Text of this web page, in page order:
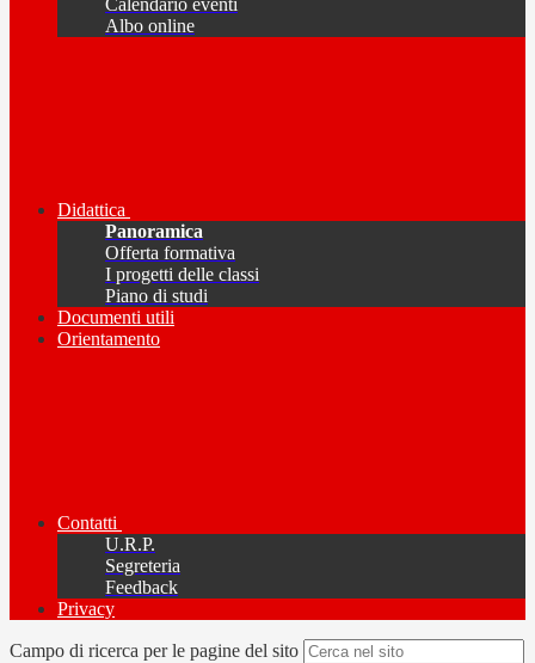
Calendario eventi
Albo online
Didattica
Panoramica
Offerta formativa
I progetti delle classi
Piano di studi
Documenti utili
Orientamento
Contatti
U.R.P.
Segreteria
Feedback
Privacy
Campo di ricerca per le pagine del sito